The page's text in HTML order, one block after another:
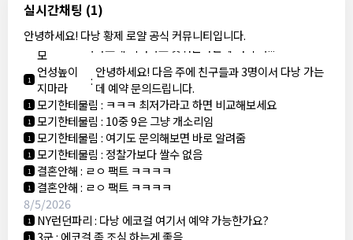
실시간채팅 (1)
안녕하세요! 다낭 황제 로얄 공식 커뮤니티입니다.
1 빨갱이관타나모
1
빨갱이
관타나
모
:아까 오픈채팅에서 로컬 브로커라는 애가 카톡 왔는데
가라오케 최저가로 맞춰준다는데 여기 가...
1
언성높이
지마라
: 안녕하세요! 다음 주에 친구들과 3명이서 다낭 가는
데 예약 문의드립니다.
1 모기한테물림 : ㅋㅋㅋ 최저가라고 하면 비교해보세요
1 모기한테물림 : 10중 9은 그냥 개소리임
1 모기한테물림 : 여기도 문의해보면 바로 알려줌
1 모기한테물림 : 정찰가보다 쌀수 없음
1 결혼안해: ㄹㅇ 팩트 ㅋㅋㅋㅋ
1 결혼안해: ㄹㅇ 팩트 ㅋㅋㅋㅋ
8/5/2026
1 NY런던파리: 다낭 에코걸 여기서 예약 가능한가요?
1 3군: 에코걸 좀 조심 하는게 좋음